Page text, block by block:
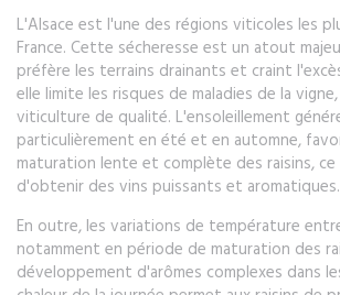
L'Alsace est l'une des régions viticoles les
France. Cette sécheresse est un atout
préfère les terrains drainants et craint
elle limite les risques de maladies de la
viticulture de qualité. L'ensoleillement
particulièrement en été et en automne,
maturation lente et complète des raisins,
d'obtenir des vins puissants et aromatiques.
En outre, les variations de température
notamment en période de maturation des
développement d'arômes complexes dans